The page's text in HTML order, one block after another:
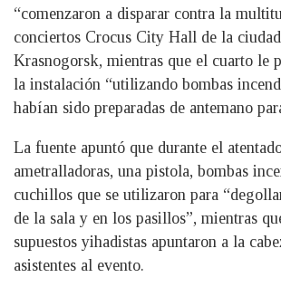
“comenzaron a disparar contra la
conciertos Crocus City Hall de la
Krasnogorsk, mientras que el cuarto le
la instalación “utilizando bombas
habían sido preparadas de antemano
La fuente apuntó que durante el
ametralladoras, una pistola, bombas
cuchillos que se utilizaron para
de la sala y en los pasillos”, mientras
supuestos yihadistas apuntaron a la
asistentes al evento.